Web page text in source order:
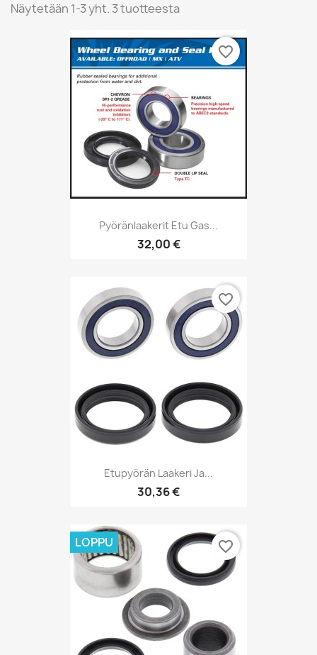
Näytetään 1-3 yht. 3 tuotteesta
Pyöränlaakerit Etu Gas...
32,00 €
favorite_border
Etupyörän Laakeri Ja...
30,36 €
favorite_border
LOPPU favorite_border